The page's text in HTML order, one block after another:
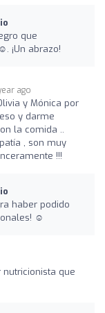
que
¡Un abrazo!
ago
y Mónica por
y darme
la comida ..
, son muy
!!!
haber podido
☺️
que